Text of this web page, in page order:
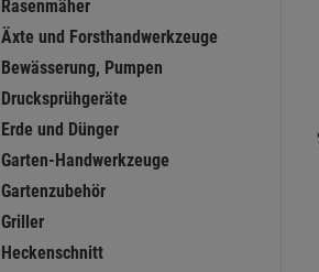
Rasenmäher
Äxte und Forsthandwerkzeuge
Bewässerung, Pumpen
Drucksprühgeräte
Erde und Dünger
Garten-Handwerkzeuge
Gartenzubehör
Griller
Heckenschnitt